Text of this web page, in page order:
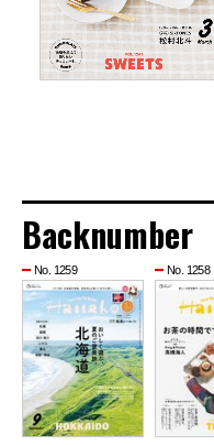
Backnumber
No. 1259 No. 1258